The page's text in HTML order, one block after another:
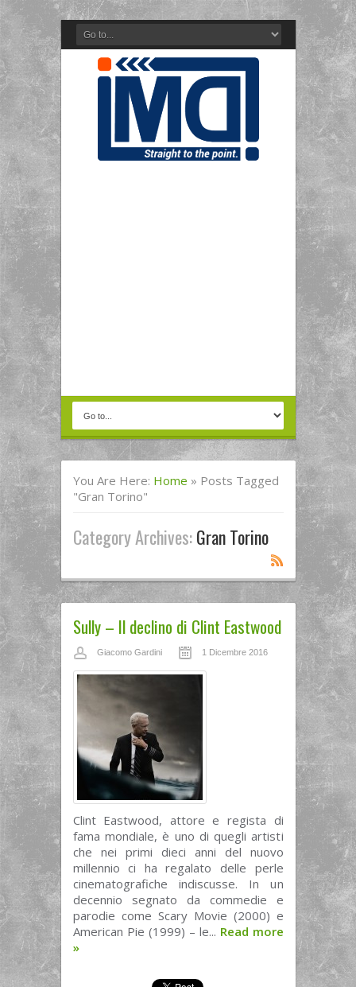
You Are Here: Home » Posts Tagged
"Gran Torino"
Category Archives:Gran Torino
Sully – Il declino di Clint Eastwood
Giacomo Gardini 1 Dicembre 2016
Clint Eastwood, attore e regista di
fama mondiale, è uno di quegli artisti
che nei primi dieci anni del nuovo
millennio ci ha regalato delle perle
cinematografiche indiscusse. In un
decennio segnato da commedie e
parodie come Scary Movie (2000) e
American Pie (1999) – le... Read more
»